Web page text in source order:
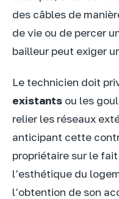
des câbles de
de vie ou de percer
bailleur peut exiger
Le technicien doit
existants ou les
relier les réseaux
anticipant cette
propriétaire sur le
l’esthétique du
l’obtention de son